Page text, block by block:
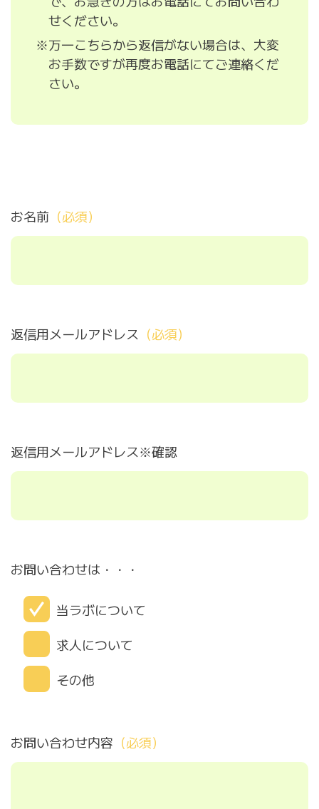
せください。
※万一こちらから返信がない場合は、大変
お手数ですが再度お電話にてご連絡くだ
さい。
お名前 （必須）
返信用メールアドレス （必須）
返信用メールアドレス※確認
お問い合わせは・・・
当ラボについて
求人について
その他
お問い合わせ内容 （必須）